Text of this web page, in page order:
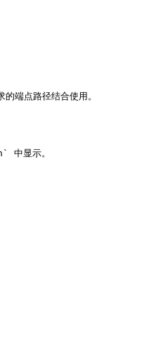
点路径结合使用。
中显示。